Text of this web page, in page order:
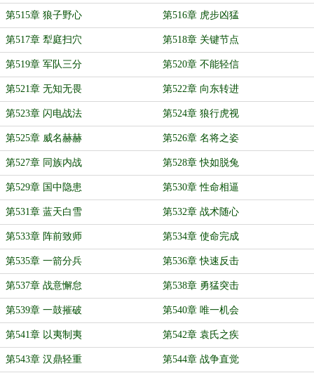
第515章 狼子野心 第516章 虎步凶猛
第517章 犁庭扫穴 第518章 关键节点
第519章 军队三分 第520章 不能轻信
第521章 无知无畏 第522章 向东转进
第523章 闪电战法 第524章 狼行虎视
第525章 威名赫赫 第526章 名将之姿
第527章 同族内战 第528章 快如脱兔
第529章 国中隐患 第530章 性命相逼
第531章 蓝天白雪 第532章 战术随心
第533章 阵前致师 第534章 使命完成
第535章 一箭分兵 第536章 快速反击
第537章 战意懈怠 第538章 勇猛突击
第539章 一鼓摧破 第540章 唯一机会
第541章 以夷制夷 第542章 袁氏之疾
第543章 汉鼎轻重 第544章 战争直觉